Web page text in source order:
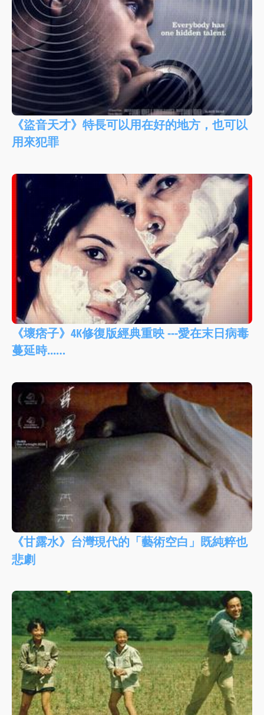
《盜音天才》特長可以用在好的地方，也可以
用來犯罪
《壞痞子》4K修復版經典重映 ---愛在末日病毒
蔓延時...…
《甘露水》台灣現代的「藝術空白」既純粹也
悲劇